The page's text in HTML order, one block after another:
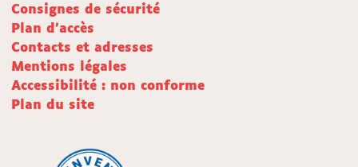
Consignes de sécurité
Plan d'accès
Contacts et adresses
Mentions légales
Accessibilité : non conforme
Plan du site